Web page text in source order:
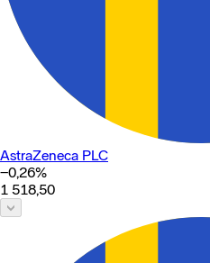
AstraZeneca PLC
−0,26%
1 518,50